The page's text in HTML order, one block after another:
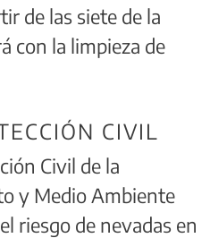
de las siete de la
con la limpieza de
CIVIL
Civil de la
y Medio Ambiente
riesgo de nevadas en